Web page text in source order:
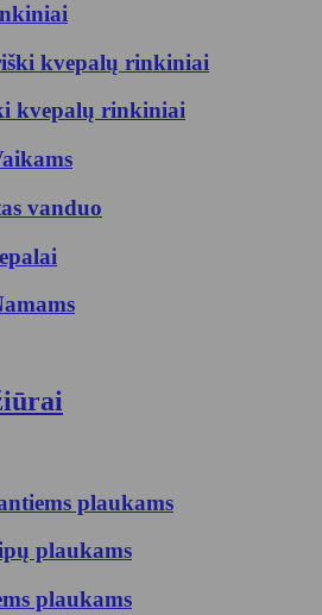
kvepalų rinkiniai
kvepalų rinkiniai
vanduo
plaukams
plaukams
plaukams